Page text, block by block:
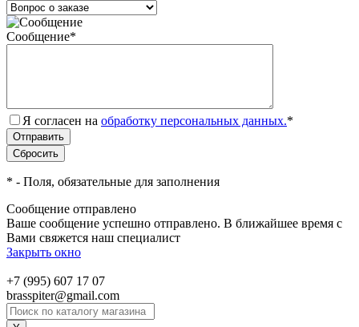
Сообщение*
Я согласен на обработку персональных данных.*
* - Поля, обязательные для заполнения
Сообщение отправлено
Ваше сообщение успешно отправлено. В ближайшее время с
Вами свяжется наш специалист
Закрыть окно
+7 (995) 607 17 07
brasspiter@gmail.com